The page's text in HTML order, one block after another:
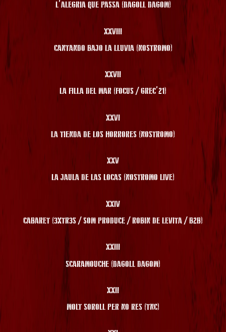
L’ALEGRIA QUE PASSA (DAGOLL DAGOM)
XXVIII
CANTANDO BAJO LA LLUVIA (NOSTROMO)
XXVII
LA FILLA DEL MAR (FOCUS / GREC’21)
XXVI
LA TIENDA DE LOS HORRORES (NOSTROMO)
XXV
LA JAULA DE LAS LOCAS (NOSTROMO LIVE)
XXIV
CABARET (3XTR3S / SOM PRODUCE / ROBIN DE LEVITA / B2B)
XXIII
SCARAMOUCHE (DAGOLL DAGOM)
XXII
MOLT SOROLL PER NO RES (TNC)